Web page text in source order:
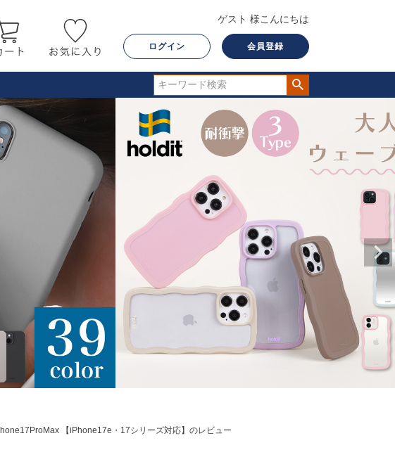
ゲスト 様こんにちは
ログイン 会員登録
【iPhone17e・17シリーズ対応】のレビュー